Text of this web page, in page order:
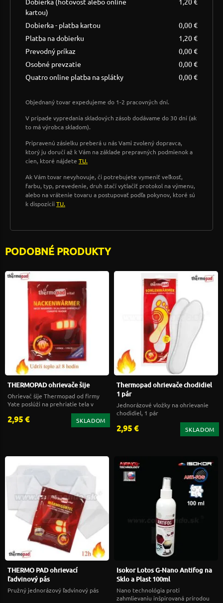
kartou)
Dobierka - platba kartou
0,00 €
Platba na dobierku
1,20 €
Prevodný príkaz
0,00 €
Osobné prevzatie
0,00 €
Quatro online platba na splátky
0,00 €
Objednaný tovar expedujeme do 1-2 pracovných dní.
V prípade vypredania skladových zásob dodávame do 30 dní (ak
to má výrobca skladom).
Pripravenú zásielku preberá u nás Vami zvolený dopravca,
ktorý ju doručí až k Vám na základe prepravných podmienok a
cien, ktoré nájdete TU.
Ak Vám tovar nevyhovuje, či potrebujete vymeniť veľkosť,
farbu, typ, prevedenie, druh stačí vytlačiť protokol na výmenu,
alebo na vrátenie tovaru a postupovať podľa pokynov, ktoré sú
k dispozícii TU.
PODOBNÉ PRODUKTY
THERMOPAD ohrievače šije
Ohrievač šije Thermopad od firmy
Yate poslúži na prehriatie tela v
2,95 € SKLADOM
Thermopad ohrievače chodidiel
1 pár
Jednorázové vložky na ohrievanie
chodidiel, 1 pár
2,95 € SKLADOM
THERMO PAD ohrievací
ľadvinový pás
Pružný jednorázový ľadvinový pás
Isokor Lotos G-Nano Antifog na
Sklo a Plast 100ml
Nano technológia proti
zahmlievaniu inšpirovaná prírodou